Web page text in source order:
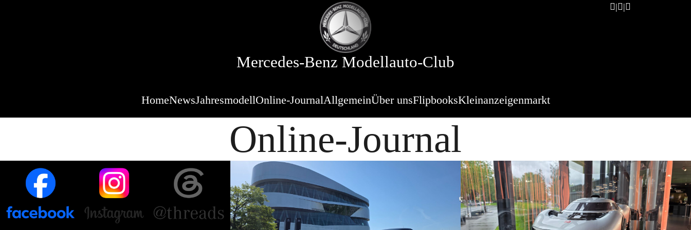
Mercedes-Benz Modellauto-Club
HomeNewsJahresmodellOnline-JournalAllgemeinÜber unsFlipbooksKleinanzeigenmarkt
Online-Journal